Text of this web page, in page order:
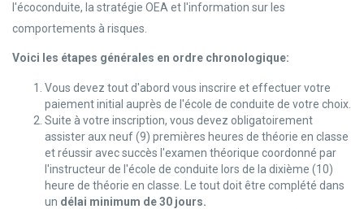
l'écoconduite, la stratégie OEA et l'information sur les
comportements à risques.
Voici les étapes générales en ordre chronologique:
Vous devez tout d'abord vous inscrire et effectuer votre
paiement initial auprès de l'école de conduite de votre choix.
Suite à votre inscription, vous devez obligatoirement
assister aux neuf (9) premières heures de théorie en classe
et réussir avec succès l'examen théorique coordonné par
l'instructeur de l'école de conduite lors de la dixième (10)
heure de théorie en classe. Le tout doit être complété dans
un délai minimum de 30 jours.